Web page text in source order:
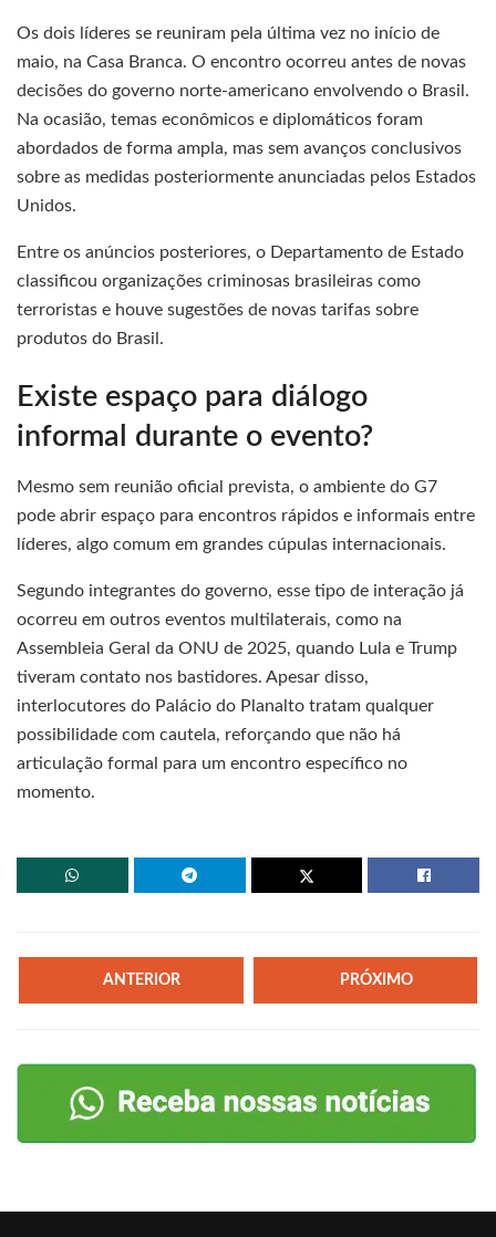
Os dois líderes se reuniram pela última vez no início de
maio, na Casa Branca. O encontro ocorreu antes de novas
decisões do governo norte-americano envolvendo o Brasil.
Na ocasião, temas econômicos e diplomáticos foram
abordados de forma ampla, mas sem avanços conclusivos
sobre as medidas posteriormente anunciadas pelos Estados
Unidos.
Entre os anúncios posteriores, o Departamento de Estado
classificou organizações criminosas brasileiras como
terroristas e houve sugestões de novas tarifas sobre
produtos do Brasil.
Existe espaço para diálogo
informal durante o evento?
Mesmo sem reunião oficial prevista, o ambiente do G7
pode abrir espaço para encontros rápidos e informais entre
líderes, algo comum em grandes cúpulas internacionais.
Segundo integrantes do governo, esse tipo de interação já
ocorreu em outros eventos multilaterais, como na
Assembleia Geral da ONU de 2025, quando Lula e Trump
tiveram contato nos bastidores. Apesar disso,
interlocutores do Palácio do Planalto tratam qualquer
possibilidade com cautela, reforçando que não há
articulação formal para um encontro específico no
momento.
ANTERIOR PRÓXIMO